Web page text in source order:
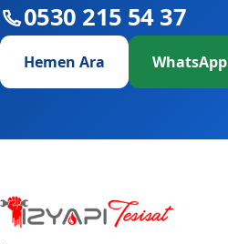
0530 215 54 37
Hemen Ara WhatsApp